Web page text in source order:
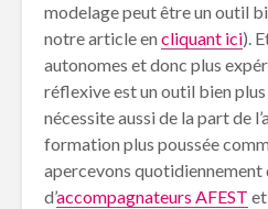
modelage peut être un outil
notre article en cliquant ici).
autonomes et donc plus
réflexive est un outil bien
nécessite aussi de la part de
formation plus poussée
apercevons quotidiennement
d’accompagnateurs AFEST